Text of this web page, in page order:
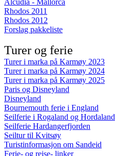
Alcudia - Mallorca
Rhodos 2011
Rhodos 2012
Forslag pakkeliste
Turer og ferie
Turer i marka på Karmøy 2023
Turer i marka på Karmøy 2024
Turer i marka på Karmøy 2025
Paris og Disneyland
Disneyland
Bournemouth ferie i England
Seilferie i Rogaland og Hordaland
Seilferie Hardangerfjorden
Seiltur til Kvitsøy
Turistinformasjon om Sandeid
Ferie- og reise- linker